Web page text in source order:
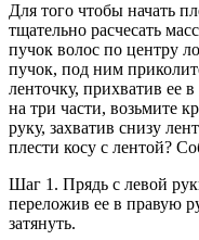
Для того чтобы начать
тщательно расчесать
пучок волос по центру
пучок, под ним
ленточку, прихватив ее
на три части, возьмите
руку, захватив снизу
плести косу с лентой?
Шаг 1. Прядь с левой
переложив ее в правую
затянуть.